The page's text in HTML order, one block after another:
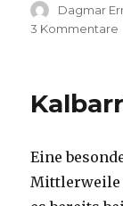
Autor
Dagmar
3 Kommentare
Eine
Mittlerweile